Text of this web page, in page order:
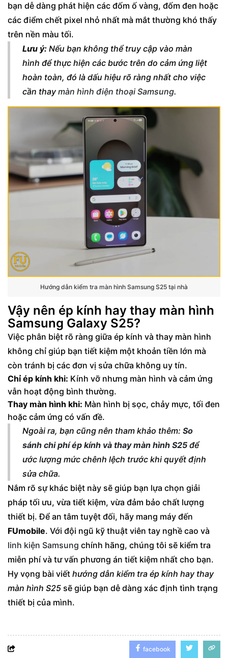
bạn dễ dàng phát hiện các đốm ố vàng, đốm đen hoặc
các điểm chết pixel nhỏ nhất mà mắt thường khó thấy
trên nền màu tối.
Lưu ý: Nếu bạn không thể truy cập vào màn
hình để thực hiện các bước trên do cảm ứng liệt
hoàn toàn, đó là dấu hiệu rõ ràng nhất cho việc
cần thay màn hình điện thoại Samsung.
Hướng dẫn kiểm tra màn hình Samsung S25 tại nhà
Vậy nên ép kính hay thay màn hình
Samsung Galaxy S25?
Việc phân biệt rõ ràng giữa ép kính và thay màn hình
không chỉ giúp bạn tiết kiệm một khoản tiền lớn mà
còn tránh bị các đơn vị sửa chữa không uy tín.
Chỉ ép kính khi: Kính vỡ nhưng màn hình và cảm ứng
vẫn hoạt động bình thường.
Thay màn hình khi: Màn hình bị sọc, chảy mực, tối đen
hoặc cảm ứng có vấn đề.
Ngoài ra, bạn cũng nên tham khảo thêm: So
sánh chi phí ép kính và thay màn hình S25 để
ước lượng mức chênh lệch trước khi quyết định
sửa chữa.
Nắm rõ sự khác biệt này sẽ giúp bạn lựa chọn giải
pháp tối ưu, vừa tiết kiệm, vừa đảm bảo chất lượng
thiết bị. Để an tâm tuyệt đối, hãy mang máy đến
FUmobile. Với đội ngũ kỹ thuật viên tay nghề cao và
linh kiện Samsung chính hãng, chúng tôi sẽ kiểm tra
miễn phí và tư vấn phương án tiết kiệm nhất cho bạn.
Hy vọng bài viết hướng dẫn kiểm tra ép kính hay thay
màn hình S25 sẽ giúp bạn dễ dàng xác định tình trạng
thiết bị của mình.
facebook